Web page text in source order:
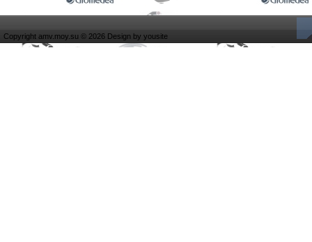
Copyright amv.moy.su © 2026 Design by yousite